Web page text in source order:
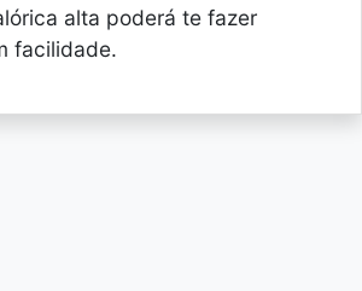
alta poderá te fazer
facilidade.